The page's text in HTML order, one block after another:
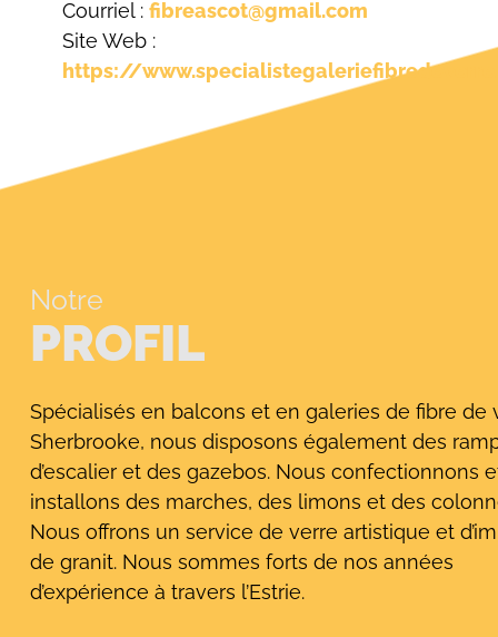
Courriel : fibreascot@gmail.com
Site Web :
https://
Notre
PROFIL
Spécialisés en balcons et en galeries de fibre de
Sherbrooke, nous disposons également des
d’escalier et des gazebos. Nous confectionnons
installons des marches, des limons et des
Nous offrons un service de verre artistique et
de granit. Nous sommes forts de nos années
d’expérience à travers l’Estrie.